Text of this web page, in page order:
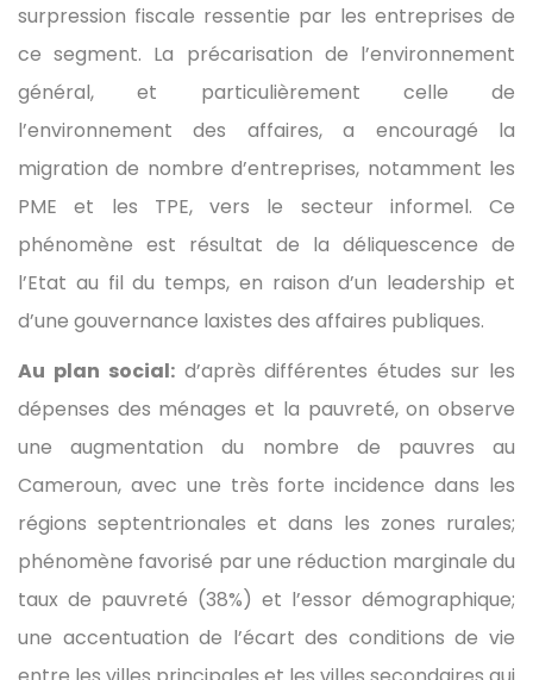
surpression fiscale ressentie par les entreprises de
ce segment. La précarisation de l’environnement
général, et particulièrement celle de
l’environnement des affaires, a encouragé la
migration de nombre d’entreprises, notamment les
PME et les TPE, vers le secteur informel. Ce
phénomène est résultat de la déliquescence de
l’Etat au fil du temps, en raison d’un leadership et
d’une gouvernance laxistes des affaires publiques.
Au plan social:d’après différentes études sur les
dépenses des ménages et la pauvreté, on observe
une augmentation du nombre de pauvres au
Cameroun, avec une très forte incidence dans les
régions septentrionales et dans les zones rurales;
phénomène favorisé par une réduction marginale du
taux de pauvreté (38%) et l’essor démographique;
une accentuation de l’écart des conditions de vie